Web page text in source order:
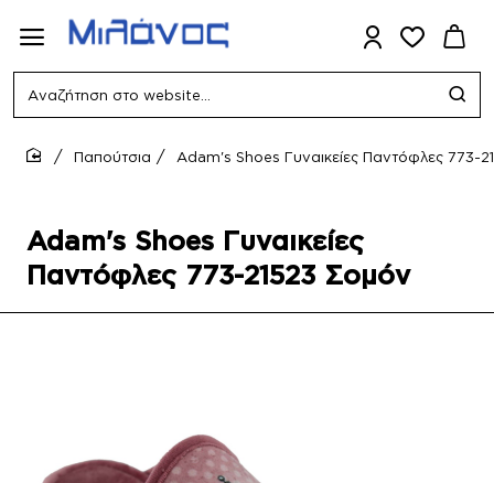
Αναζήτηση
website...
Adam's Shoes Γυναικείες
Παντόφλες 773-21523 Σομόν
Παπούτσια Adam's Shoes Γυναικείες Παντόφλες 773-